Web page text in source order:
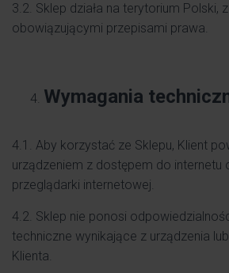
3.2. Sklep działa na terytorium Polski,
obowiązującymi przepisami prawa.
Wymagania
4.1. Aby korzystać ze Sklepu, Klient
urządzeniem z dostępem do internetu
przeglądarki internetowej.
4.2. Sklep nie ponosi
techniczne wynikające z urządzenia
Klienta.